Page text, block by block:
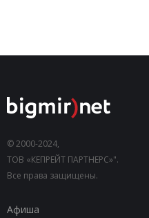
© 2000-2024,
ТОВ «КЕПРЕЙТ ПАРТНЕРС»".
Все права защищены.
Афиша